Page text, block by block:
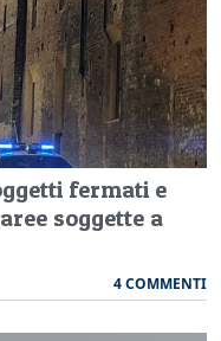
fermati e
soggette a
4 COMMENTI